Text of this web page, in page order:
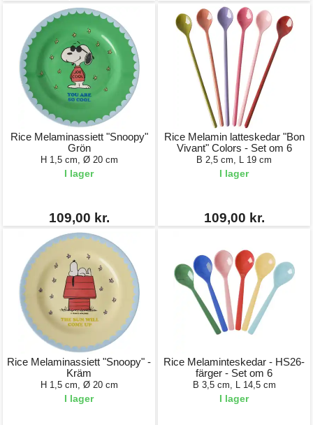
Rice Melaminassiett "Snoopy"
Grön
H 1,5 cm, Ø 20 cm
I lager
109,00 kr.
Rice Melamin latteskedar "Bon
Vivant" Colors - Set om 6
B 2,5 cm, L 19 cm
I lager
109,00 kr.
Rice Melaminassiett "Snoopy" -
Kräm
H 1,5 cm, Ø 20 cm
I lager
Rice Melaminteskedar - HS26-
färger - Set om 6
B 3,5 cm, L 14,5 cm
I lager